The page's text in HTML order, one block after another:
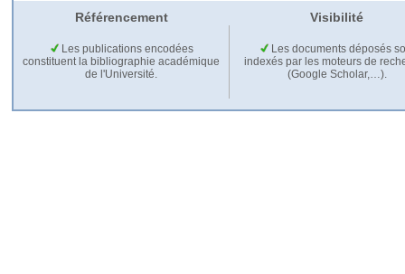
Référencement Visibilité
Les publications encodées
constituent la bibliographie académique
de l'Université.
Les documents déposés
indexés par les moteurs de
(Google Scholar,…).